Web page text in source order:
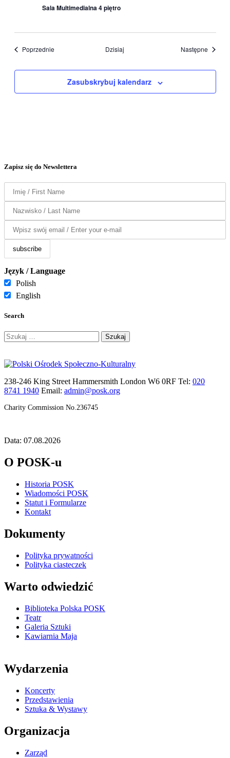
Sala Multimedialna 4 piętro
PoprzednieWydarzenia Dzisiaj Następne
Zasubskrybuj kalendarz
Zapisz się do Newslettera
Język / Language
Polish
English
Search
Szukaj:
238-246 King Street Hammersmith London W6 0RF Tel: 020
8741 1940 Email: admin@posk.org
Charity Commission No.236745
Data: 07.08.2026
O POSK-u
Historia POSK
Wiadomości POSK
Statut i Formularze
Kontakt
Dokumenty
Polityka prywatności
Polityka ciasteczek
Warto odwiedzić
Biblioteka Polska POSK
Teatr
Galeria Sztuki
Kawiarnia Maja
Wydarzenia
Koncerty
Przedstawienia
Sztuka & Wystawy
Organizacja
Zarząd